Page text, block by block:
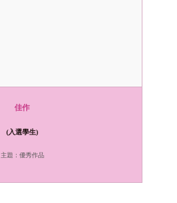
佳作
(入選學生)
主題：優秀作品